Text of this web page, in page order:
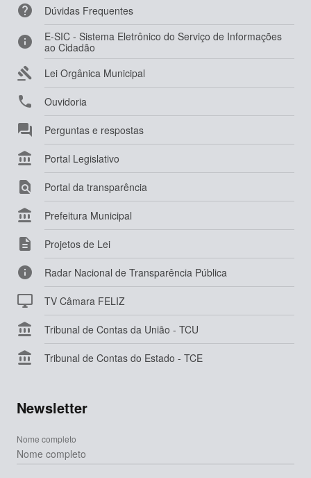
 Dúvidas Frequentes

E-SIC - Sistema Eletrônico do Serviço de Informações
ao Cidadão
 Lei Orgânica Municipal
 Ouvidoria
 Perguntas e respostas
 Portal Legislativo
 Portal da transparência
 Prefeitura Municipal
 Projetos de Lei
 Radar Nacional de Transparência Pública
 TV Câmara FELIZ
 Tribunal de Contas da União - TCU
 Tribunal de Contas do Estado - TCE
Newsletter
Nome completo